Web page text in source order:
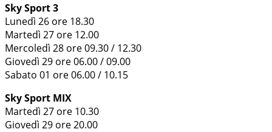
Sky Sport 3
Lunedì 26 ore 18.30
Martedì 27 ore 12.00
Mercoledì 28 ore 09.30 / 12.30
Giovedì 29 ore 06.00 / 09.00
Sabato 01 ore 06.00 / 10.15
Sky Sport MIX
Martedì 27 ore 10.30
Giovedì 29 ore 20.00